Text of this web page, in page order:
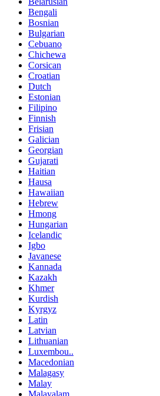
Bengali
Bosnian
Bulgarian
Cebuano
Chichewa
Corsican
Croatian
Dutch
Estonian
Filipino
Finnish
Frisian
Galician
Georgian
Gujarati
Haitian
Hausa
Hawaiian
Hebrew
Hmong
Hungarian
Icelandic
Igbo
Javanese
Kannada
Kazakh
Khmer
Kurdish
Kyrgyz
Latin
Latvian
Lithuanian
Luxembou..
Macedonian
Malagasy
Malay